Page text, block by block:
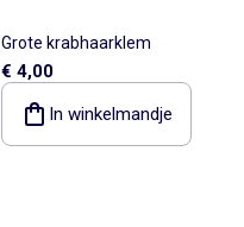
Grote krabhaarklem
€ 4,00
In winkelmandje